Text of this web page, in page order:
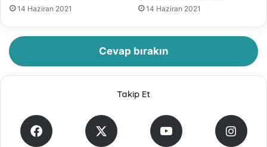
14 Haziran 2021 14 Haziran 2021
Cevap bırakın
Takip Et